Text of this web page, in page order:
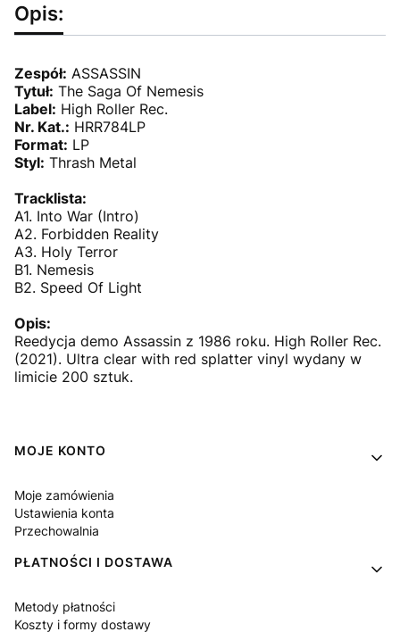
Opis:
Zespół: ASSASSIN
Tytuł: The Saga Of Nemesis
Label: High Roller Rec.
Nr. Kat.: HRR784LP
Format: LP
Styl: Thrash Metal
Tracklista:
A1. Into War (Intro)
A2. Forbidden Reality
A3. Holy Terror
B1. Nemesis
B2. Speed Of Light
Opis:
Reedycja demo Assassin z 1986 roku. High Roller Rec.
(2021). Ultra clear with red splatter vinyl wydany w
limicie 200 sztuk.
Linki w stopce
MOJE KONTO
Moje zamówienia
Ustawienia konta
Przechowalnia
PŁATNOŚCI I DOSTAWA
Metody płatności
Koszty i formy dostawy